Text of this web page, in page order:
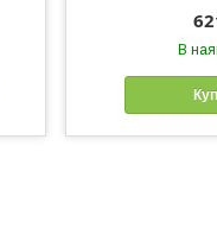
В